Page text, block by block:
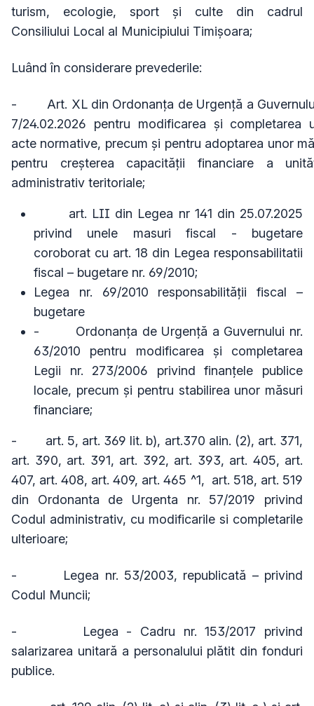
turism, ecologie, sport şi culte din cadrul
Consiliului Local al Municipiului Timişoara;
Luând în considerare prevederile:
- Art. XL din Ordonanţa de Urgenţă a
7/24.02.2026 pentru modificarea și completarea
acte normative, precum și pentru adoptarea unor
pentru creșterea capacității financiare a
administrativ teritoriale;
art. LII din Legea nr 141 din 25.07.2025
privind unele masuri fiscal - bugetare
coroborat cu art. 18 din Legea responsabilitatii
fiscal – bugetare nr. 69/2010;
Legea
nr. 69/2010 responsabilităţii fiscal –
bugetare
- Ordonanţa de Urgenţă a Guvernului nr.
63/2010 pentru modificarea și completarea
Legii nr. 273/2006 privind finanțele publice
locale, precum și pentru stabilirea unor măsuri
financiare;
- art. 5, art. 369 lit. b), art.370 alin. (2), art. 371,
art. 390, art. 391, art. 392, art. 393, art. 405, art.
407, art. 408, art. 409, art. 465 ^1, art. 518, art. 519
din Ordonanta de Urgenta nr. 57/2019 privind
Codul administrativ, cu modificarile si completarile
ulterioare;
- Legea nr. 53/2003, republicată – privind
Codul Muncii;
-
Legea - Cadru nr. 153/2017 privind
salarizarea unitară a personalului plătit din fonduri
publice.